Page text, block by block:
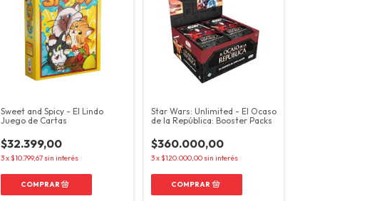
Sweet and Spicy - El Lindo
Juego de Cartas
$32.399,00
3x $10.799,67 sin interés
Star Wars: Unlimited - El Ocaso
de la República: Booster Packs
$360.000,00
3x $120.000,00 sin interés